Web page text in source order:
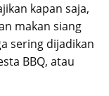
kapan saja,
makan siang
sering dijadikan
BBQ, atau